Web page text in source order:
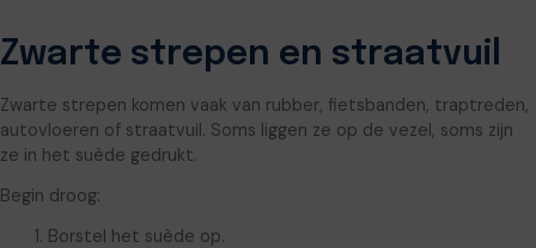
Zwarte strepen en straatvuil
Zwarte strepen komen vaak van rubber, fietsbanden, traptreden,
autovloeren of straatvuil. Soms liggen ze op de vezel, soms zijn
ze in het suède gedrukt.
Begin droog:
Borstel het suède op.